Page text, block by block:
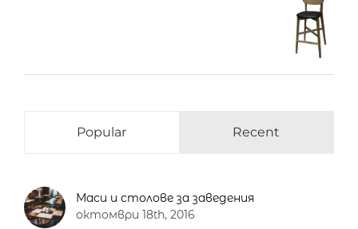
Popular Recent
Маси и столове за заведения
октомври 18th, 2016